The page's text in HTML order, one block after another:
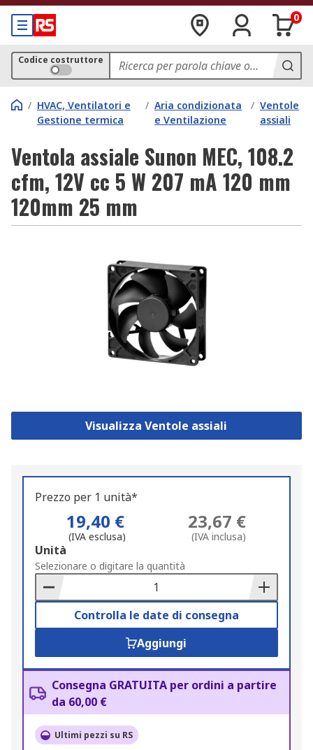
0
Codice costruttore
/ HVAC, Ventilatori e
Gestione termica
/ Aria condizionata
e Ventilazione
/ Ventole
assiali
Ventola assiale Sunon MEC, 108.2
cfm, 12V cc 5 W 207 mA 120 mm
120mm 25 mm
Visualizza Ventole assiali
Prezzo per 1 unità*
19,40 €
(IVA esclusa)
23,67 €
(IVA inclusa)
Add
to
Basket
Unità
Selezionare o digitare la quantità
Controlla le date di consegna
Aggiungi
Consegna GRATUITA per ordini a partire
da 60,00 €
Ultimi pezzi su RS